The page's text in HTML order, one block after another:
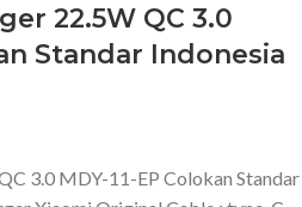
22.5W QC 3.0
Standar Indonesia
3.0 MDY-11-EP Colokan Standar